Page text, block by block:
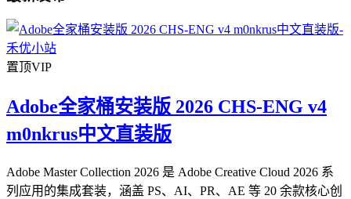
置顶VIP
Adobe全家桶安装版 2026 CHS-ENG v4
m0nkrus中文直装版
Adobe Master Collection 2026 是 Adobe Creative Cloud 2026 系
列应用的集成套装，涵盖 PS、AI、PR、AE 等 20 余款核心创